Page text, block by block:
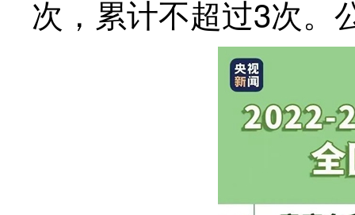
次，累计不超过3次。